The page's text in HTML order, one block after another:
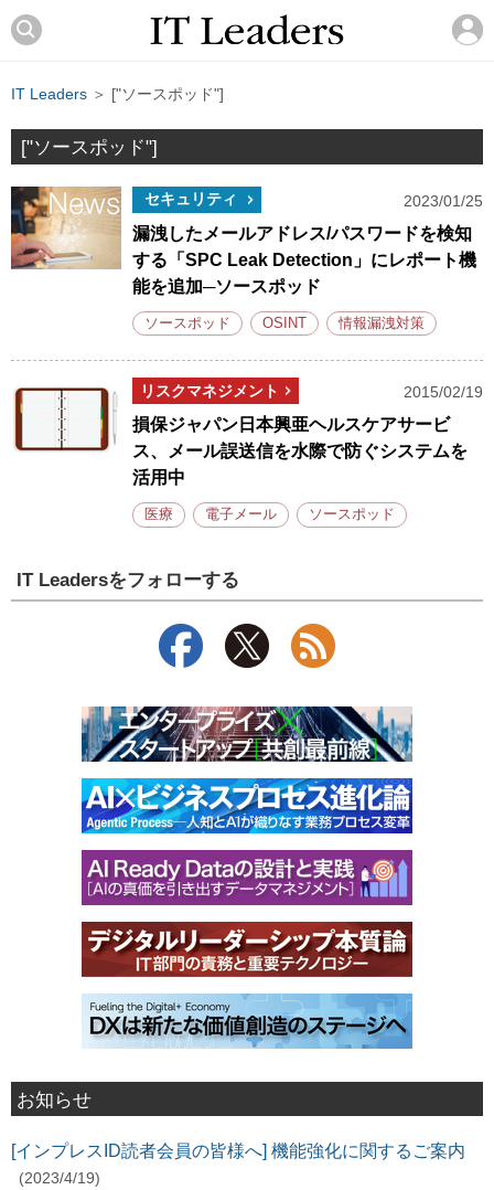
IT Leaders ＞ ["ソースポッド"]
["ソースポッド"]
セキュリティ 2023/01/25
漏洩したメールアドレス/パスワードを検知
する「SPC Leak Detection」にレポート機
能を追加─ソースポッド
ソースポッド OSINT 情報漏洩対策
リスクマネジメント 2015/02/19
損保ジャパン日本興亜ヘルスケアサービ
ス、メール誤送信を水際で防ぐシステムを
活用中
医療 電子メール ソースポッド
IT Leadersをフォローする
お知らせ
[インプレスID読者会員の皆様へ] 機能強化に関するご案内
(2023/4/19)